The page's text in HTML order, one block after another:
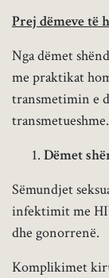
Prej dëmeve të
Nga dëmet
me praktikat
transmetimin e
transmetueshme.
Dëmet
Sëmundjet
infektimit me
dhe gonorrenë.
Komplikimet